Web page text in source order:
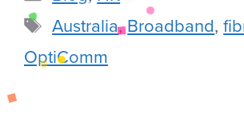
Australia,Broadband,
OptiComm